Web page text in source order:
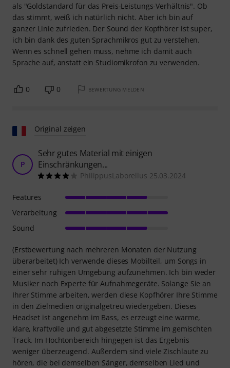
als "Goldstandard für das Preis-Leistungs-Verhältnis". Ob
das stimmt, weiß ich natürlich nicht. Aber ich bin auf
ganzer Linie zufrieden. Der Sound der Kopfhörer ist super,
ich bin dank des guten Sprachmikros gut zu verstehen.
Wenn es schnell gehen muss, nehme ich damit auch
Sprache auf, anstatt ein Studiomikrofon zu verwenden.
0 0 BEWERTUNG MELDEN
Original zeigen
P
Sehr gutes Material mit einigen
Einschränkungen...
PhilippusLaborellus 25.03.2024
(Erstbewertung nach mehreren Monaten der Nutzung
überarbeitet) Ich verwende dieses Mobilteil, um Songs in
einer sehr ruhigen Umgebung aufzunehmen. Ich bin weder
Musiker noch Experte für Aufnahmegeräte. Solange Sie an
Ihrer Stimme arbeiten, werden diese Kopfhörer Ihre Stimme
in den Zielmedien originalgetreu wiedergeben. Dieses
Headset ist angenehm im Bass, es erzeugt eine warme,
klare, kraftvolle und gut abgesetzte Stimme im gemischten
Track. Im Hochtonbereich hingegen ist das Ergebnis
weniger überzeugend. Außerdem sind viele Zischlaute zu
hören, die bei demselben Sänger, demselben Lied und
Features
Verarbeitung
Sound